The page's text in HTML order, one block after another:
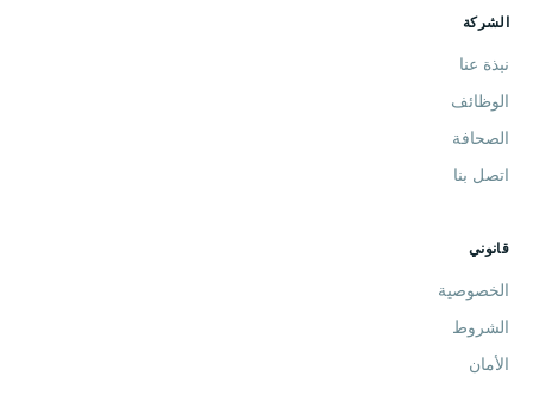
الشركة
نبذة عنا
الوظائف
الصحافة
اتصل بنا
قانوني
الخصوصية
الشروط
الأمان